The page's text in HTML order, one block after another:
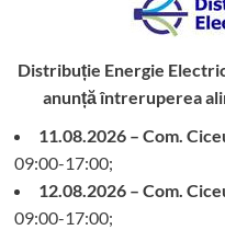
Distribuție Energie
anunță întreruperea
11.08.2026 – Com.
09:00-17:00;
12.08.2026 – Com.
09:00-17:00;